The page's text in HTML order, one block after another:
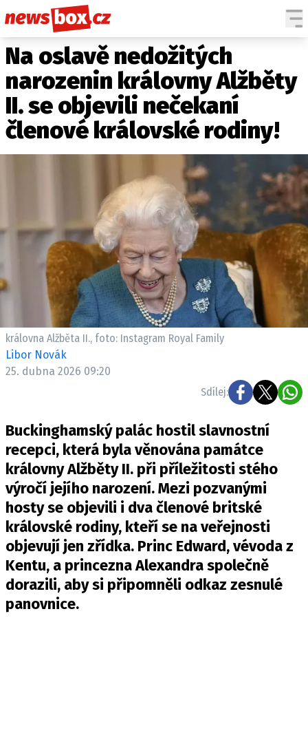
DOMÁCÍ
POČASÍ
KRIMI
EKONOMIKA
ČESKÉ CELEBRITY
SVĚTOVÉ CELEBRITY
SLEDUJTE NÁS NA |
Máte příběh, fotku nebo video?
Pošlete e-mail na newsbox.cz
VYDAVATEL
INZERCE
OSOBNÍ ÚDAJE / COOKIES
VOLNÁ MÍSTA
Provozovatelem serveru newsbox.cz je
INCORP MEDIA GROUP s.r.o., IČ: 118 23 054
Na oslavě nedožitých
narozenin královny Alžběty
II. se objevili nečekaní
členové královské rodiny!
královna Alžběta II., foto: Instagram Royal Family
Libor Novák
25. dubna 2026 09:20
Sdílej:
Buckinghamský palác hostil slavnostní
recepci, která byla věnována památce
královny Alžběty II. při příležitosti stého
výročí jejího narození. Mezi pozvanými
hosty se objevili i dva členové britské
královské rodiny, kteří se na veřejnosti
objevují jen zřídka. Princ Edward, vévoda z
Kentu, a princezna Alexandra společně
dorazili, aby si připomněli odkaz zesnulé
panovnice.